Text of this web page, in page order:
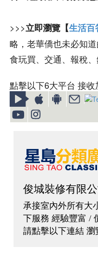
>>>立即瀏覽【生活百
略，老華僑也未必知道
食玩買、交通、報稅
點擊以下6大平台 接